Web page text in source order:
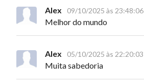
Alex 09/10/2025 às 23:48:06
Melhor do mundo
Alex 05/10/2025 às 22:20:03
Muita sabedoria